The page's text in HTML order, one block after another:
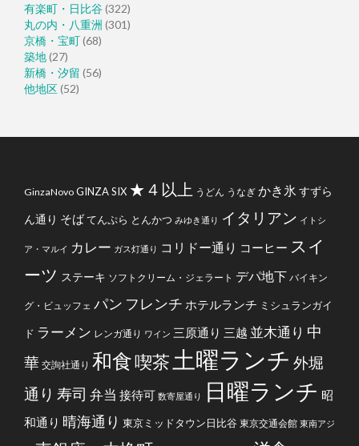
有楽町・日比谷(322)
丸の内・八重洲 (301)
京橋・宝町(68)
築地(27)
新橋・汐留 (56)
他地区(52)
GinzaNovo GINZA SIX ★４以上 うどん うなぎ かき氷 すずら
ん通り そばてんぷら とんかつ みゆき通り イタリアン イトシ
ア・マルイ カレー ガス灯通り コリドー通り コーヒー スイ
ーツ ステーキ ソフトクリーム・ジェラート デパ地下 バイキン
グ・ビュッフェ パン フレンチ ホテルランチ ミシュランガイ
ド ラーメン レンガ通り ワイン 三原通り 三越 並木通り 中
華 交詢社通り 和食喫茶 土曜ランチ 外堀
通り 寿司 弁当 接待可 数寄屋通り 日曜ランチ 昭
和通り 晴海通り 東京ミッドタウン日比谷 東京交通会館 東南アジ